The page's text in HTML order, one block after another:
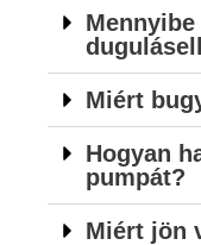
Miért
Hogyan
pumpát?
Miért jön